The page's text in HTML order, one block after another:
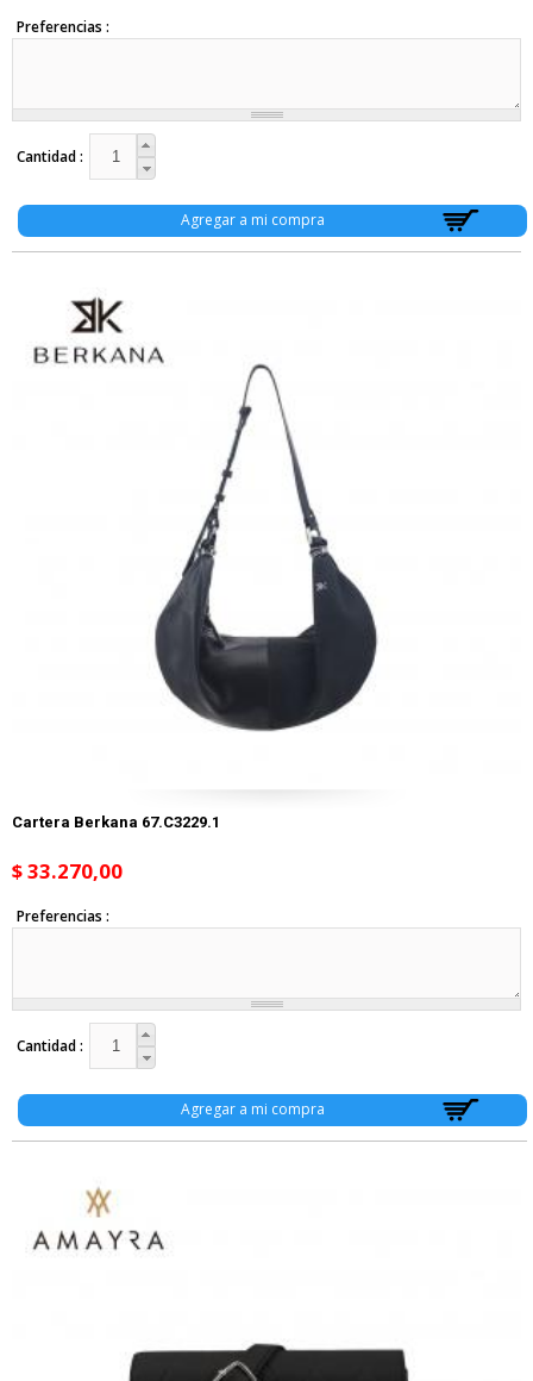
Preferencias
Cantidad
Cartera Berkana 67.C3229.1
$ 33.270,00
Preferencias
Cantidad